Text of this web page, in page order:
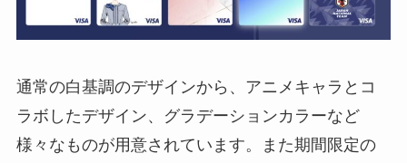
通常の白基調のデザインから、アニメキャラとコ
ラボしたデザイン、グラデーションカラーなど
様々なものが用意されています。また期間限定の